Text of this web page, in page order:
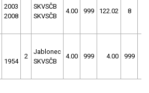
2003
2008
SKVSČB
SKVSČB
4.00 999 122.02 8
1954
2
Jablonec
SKVSČB
4.00 999 4.00 999